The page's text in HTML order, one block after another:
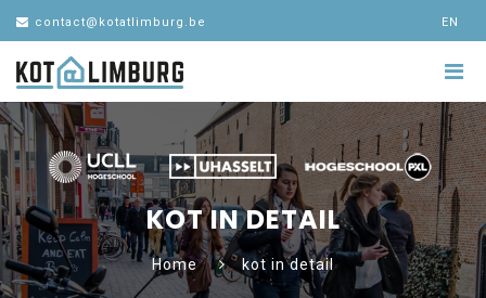
contact@kotatlimburg.be EN
KOT IN DETAIL
Home kot in detail